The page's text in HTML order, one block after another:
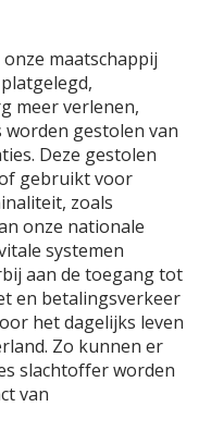
maatschappij
meer verlenen,
gestolen van
Deze gestolen
gebruikt voor
zoals
onze nationale
systemen
aan de toegang tot
en betalingsverkeer
het dagelijks leven
Zo kunnen er
slachtoffer worden
van